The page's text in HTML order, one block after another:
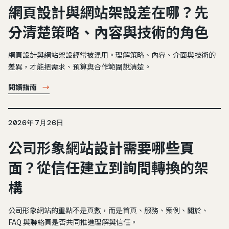
網頁設計與網站架設差在哪？先
分清楚策略、內容與技術的角色
網頁設計與網站架設經常被混用。理解策略、內容、介面與技術的
差異，才能把需求、預算與合作範圍說清楚。
閱讀指南 →
2026年7月26日
公司形象網站設計需要哪些頁
面？從信任建立到詢問轉換的架
構
公司形象網站的重點不是頁數，而是首頁、服務、案例、關於、
FAQ 與聯絡頁是否共同推進理解與信任。